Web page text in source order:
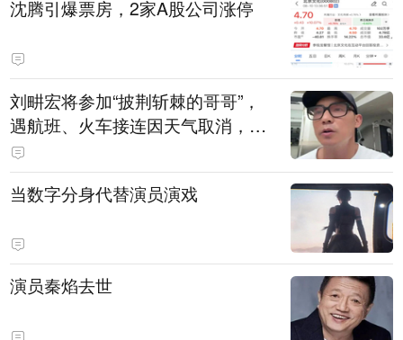
沈腾引爆票房，2家A股公司涨停
刘畊宏将参加“披荆斩棘的哥哥”，
遇航班、火车接连因天气取消，本
人回应：录节目太披荆斩棘了，还
得先乘风破浪
当数字分身代替演员演戏
演员秦焰去世